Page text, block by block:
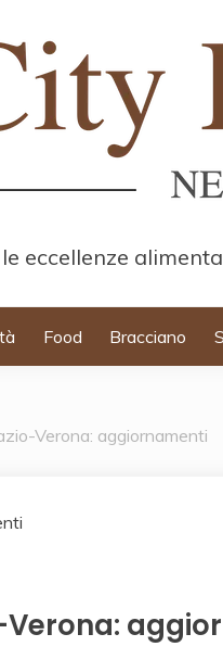
eccellenze
Food Bracciano
Verona: aggiornamenti